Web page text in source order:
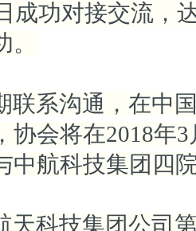
成功对接交流，
系沟通，在中
协会将在2018年
中航科技集团四
科技集团公司